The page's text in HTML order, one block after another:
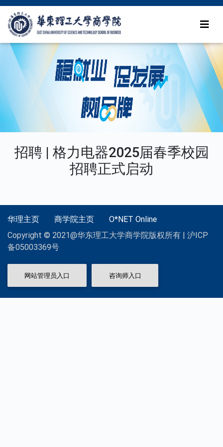
招聘 | 格力电器2025届春季校园
招聘正式启动
华理主页 商学院主页
O*NET Online
Copyright © 2021@华东理工大学商学院版权所有 | 沪ICP
备05003369号
网站管理员入口 咨询师入口